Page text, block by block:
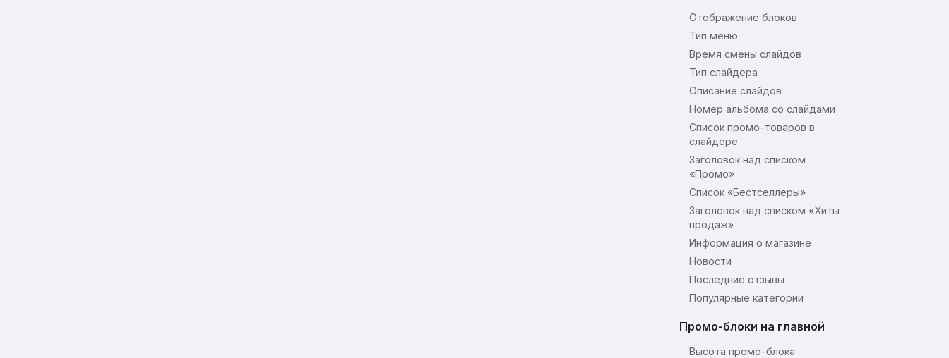
Отображение блоков
Тип меню
Время смены слайдов
Тип слайдера
Описание слайдов
Номер альбома со слайдами
Список промо-товаров в
слайдере
Заголовок над списком
«Промо»
Список «Бестселлеры»
Заголовок над списком «Хиты
продаж»
Информация о магазине
Новости
Последние отзывы
Популярные категории
Промо-блоки на главной
Высота промо-блока